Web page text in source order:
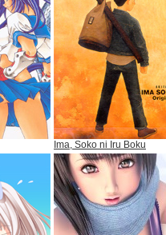
Ima, Soko ni Iru Boku